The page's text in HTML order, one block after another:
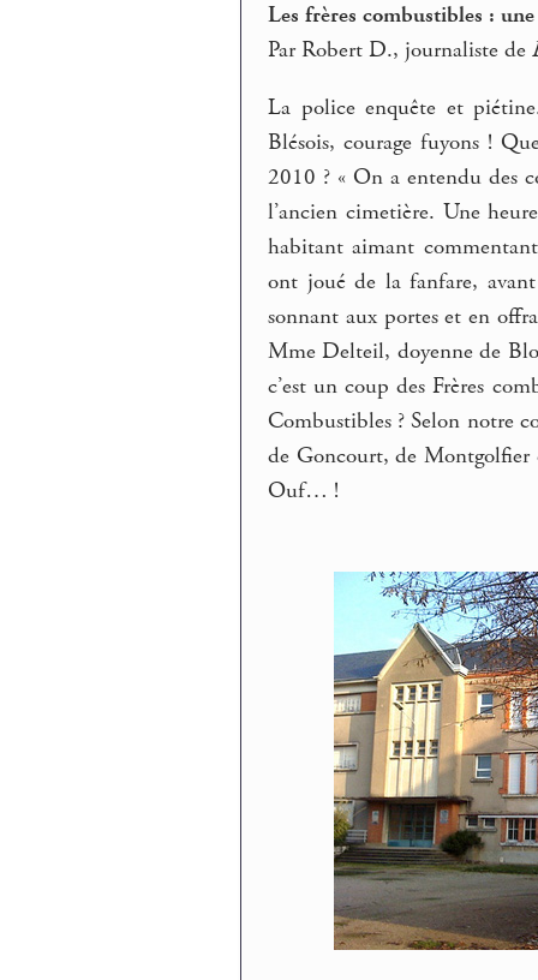
Les frères combustibles :
Par Robert D., journaliste de
La police enquête et
Blésois, courage fuyons !
2010 ? « On a entendu des
l’ancien cimetière. Une
habitant aimant
ont joué de la fanfare,
sonnant aux portes et en
Mme Delteil, doyenne de
c’est un coup des Frères
Combustibles ? Selon notre
de Goncourt, de Montgolfier
Ouf… !